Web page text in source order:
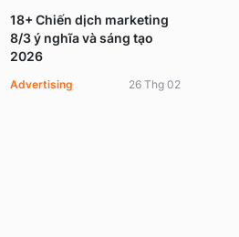
18+ Chiến dịch marketing
8/3 ý nghĩa và sáng tạo
2026
Advertising 26 Thg 02